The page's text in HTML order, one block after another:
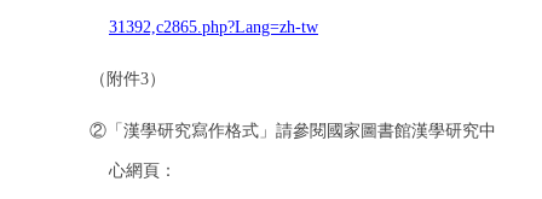
31392,c2865.php?Lang=zh-tw
（附件3）
② 「漢學研究寫作格式」請參閱國家圖書館漢學研究中
心網頁：